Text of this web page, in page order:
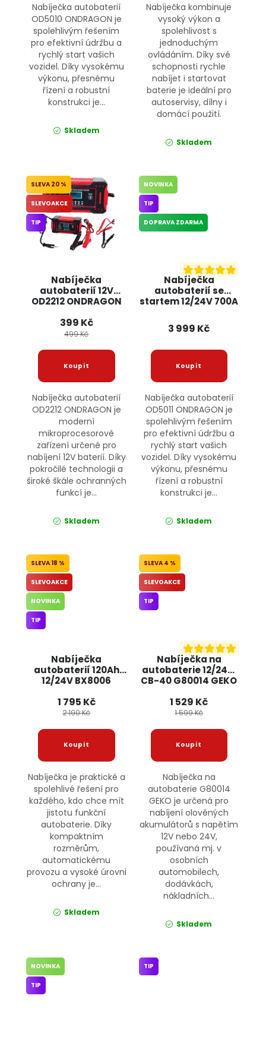
Nabíječka autobaterií
OD5010 ONDRAGON je
spolehlivým řešením
pro efektivní údržbu a
rychlý start vašich
vozidel. Díky vysokému
výkonu, přesnému
řízení a robustní
konstrukci je...
Skladem
Nabíječka kombinuje
vysoký výkon a
spolehlivost s
jednoduchým
ovládáním. Díky své
schopnosti rychle
nabíjet i startovat
baterie je ideální pro
autoservisy, dílny i
domácí použití.
Skladem
Nabíječka
autobaterií 12V
OD2212 ONDRAGON
20 %
SLEVOAKCE
TIP
399 Kč
499 Kč
Nabíječka autobaterií
OD2212 ONDRAGON je
moderní
mikroprocesorové
zařízení určené pro
nabíjení 12V baterií. Díky
pokročilé technologii a
široké škále ochranných
funkcí je...
Skladem
Nabíječka
autobaterií se
startem 12/24V 700A
NOVINKA
TIP
DOPRAVA ZDARMA
3 999 Kč
Nabíječka autobaterií
OD5011 ONDRAGON je
spolehlivým řešením
pro efektivní údržbu a
rychlý start vašich
vozidel. Díky vysokému
výkonu, přesnému
řízení a robustní
konstrukci je...
Skladem
Nabíječka
autobaterií 120Ah
12/24V BX8006
18 %
SLEVOAKCE
NOVINKA
TIP
1 795 Kč
2 190 Kč
Nabíječka je praktické a
spolehlivé řešení pro
každého, kdo chce mít
jistotu funkční
autobaterie. Díky
kompaktním
rozměrům,
automatickému
provozu a vysoké úrovni
ochrany je...
Skladem
Nabíječka na
autobaterie 12/24V,
CB-40 G80014 GEKO
4 %
SLEVOAKCE
TIP
1 529 Kč
1 599 Kč
Nabíječka na
autobaterie G80014
GEKO je určená pro
nabíjení olověných
akumulátorů s napětím
12V nebo 24V,
používaná mj. v
osobních
automobilech,
dodávkách,
nákladních...
Skladem
NOVINKA
TIP
TIP